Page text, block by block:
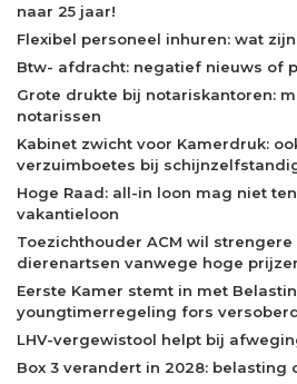
naar 25 jaar!
Flexibel personeel inhuren: wat
Btw- afdracht: negatief nieuws of
Grote drukte bij notariskantoren:
notarissen
Kabinet zwicht voor Kamerdruk:
verzuimboetes bij
Hoge Raad: all-in loon mag niet
vakantieloon
Toezichthouder ACM wil
dierenartsen vanwege hoge
Eerste Kamer stemt in met
youngtimerregeling fors
LHV-vergewistool helpt bij
Box 3 verandert in 2028: belasting